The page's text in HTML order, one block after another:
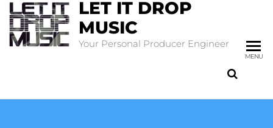
LET IT DROP
MUSIC
Your Personal Producer Engineer
MENU